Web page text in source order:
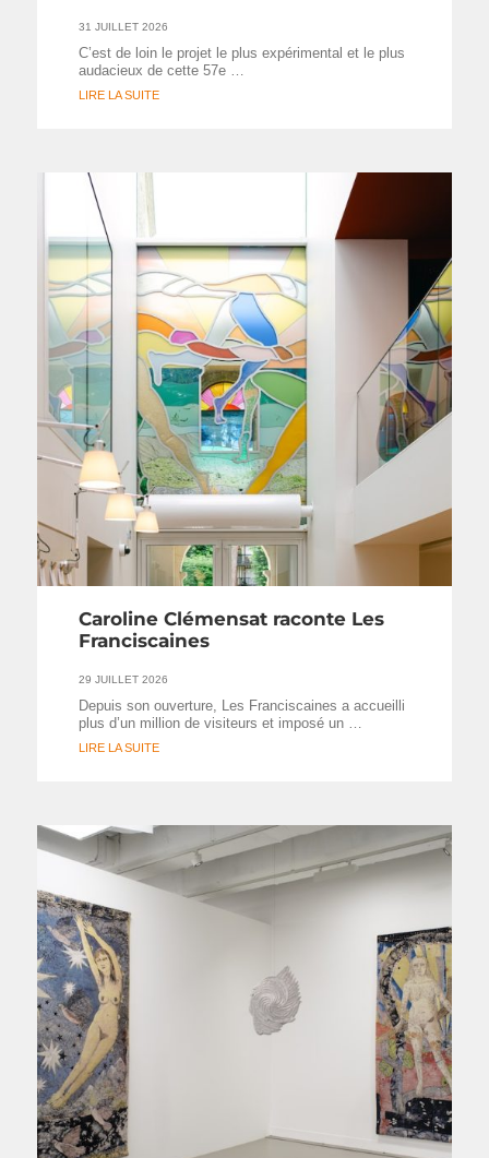
31 JUILLET 2026
C’est de loin le projet le plus expérimental et le plus
audacieux de cette 57e …
LIRE LA SUITE
Caroline Clémensat raconte Les
Franciscaines
29 JUILLET 2026
Depuis son ouverture, Les Franciscaines a accueilli
plus d’un million de visiteurs et imposé un …
LIRE LA SUITE